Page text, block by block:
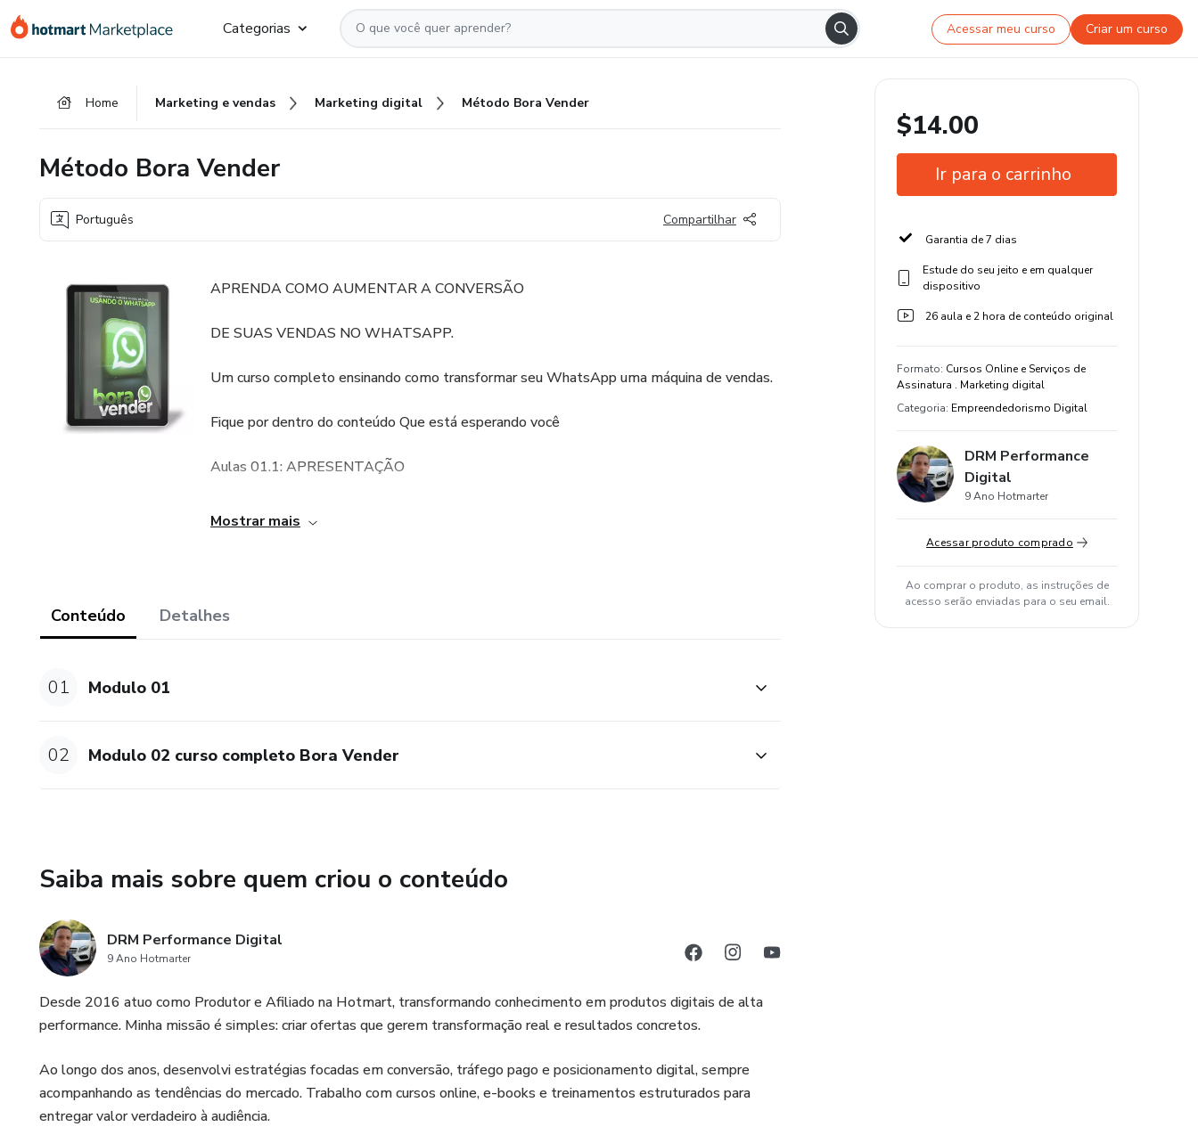
para
para
para
Categorias Acessar meu curso Criar um curso
Home Marketing e vendas Marketing digital Método Bora Vender
Método Bora Vender
Português Compartilhar
APRENDA COMO AUMENTAR A CONVERSÃO
DE SUAS VENDAS NO WHATSAPP.
Um curso completo ensinando como transformar seu WhatsApp uma máquina de vendas.
Fique por dentro do conteúdo Que está esperando você
Aulas 01.1: APRESENTAÇÃO
Aula 01: UTILIZANDO WHATSAPP BUSINESS!!!
Aulas 04: OFERTA
Aulas 09: ETIQUETAR CONVERSAS
Aulas 12: GRAVAR OFERTAS
Aulas 13: LINKS EM RESPOSTAS RAPIDAS
Mostrar mais
Conteúdo Detalhes
01 Modulo 01
02 Modulo 02 curso completo Bora Vender
Saiba mais sobre quem criou o conteúdo
DRM Performance Digital
9 Ano Hotmarter
Desde 2016 atuo como Produtor e Afiliado na Hotmart, transformando conhecimento em produtos digitais de alta
performance. Minha missão é simples: criar ofertas que gerem transformação real e resultados concretos.
Ao longo dos anos, desenvolvi estratégias focadas em conversão, tráfego pago e posicionamento digital, sempre
acompanhando as tendências do mercado. Trabalho com cursos online, e-books e treinamentos estruturados para
entregar valor verdadeiro à audiência.
$14.00
Ir para o carrinho
Garantia de 7 dias
Estude do seu jeito e em qualquer
dispositivo
26 aula e 2 hora de conteúdo original
Formato: Cursos Online e Serviços de
Assinatura . Marketing digital
Categoria: Empreendedorismo Digital
DRM Performance
Digital
9 Ano Hotmarter
Acessar produto comprado
Ao comprar o produto, as instruções de
acesso serão enviadas para o seu email.